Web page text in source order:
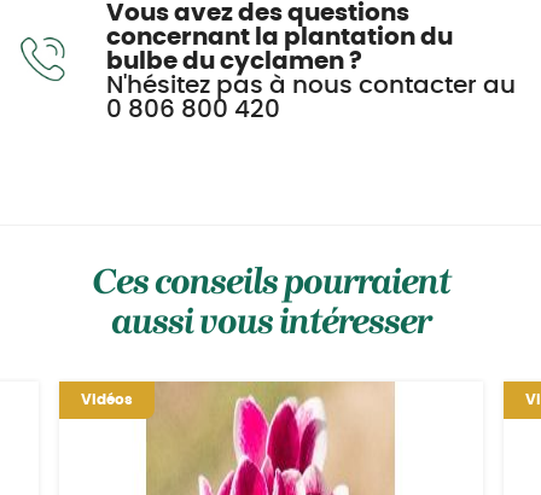
Vous avez des questions
concernant la plantation du
bulbe du cyclamen ?
N'hésitez pas à nous contacter au
0 806 800 420
Ces conseils pourraient
aussi vous intéresser
Vidéos